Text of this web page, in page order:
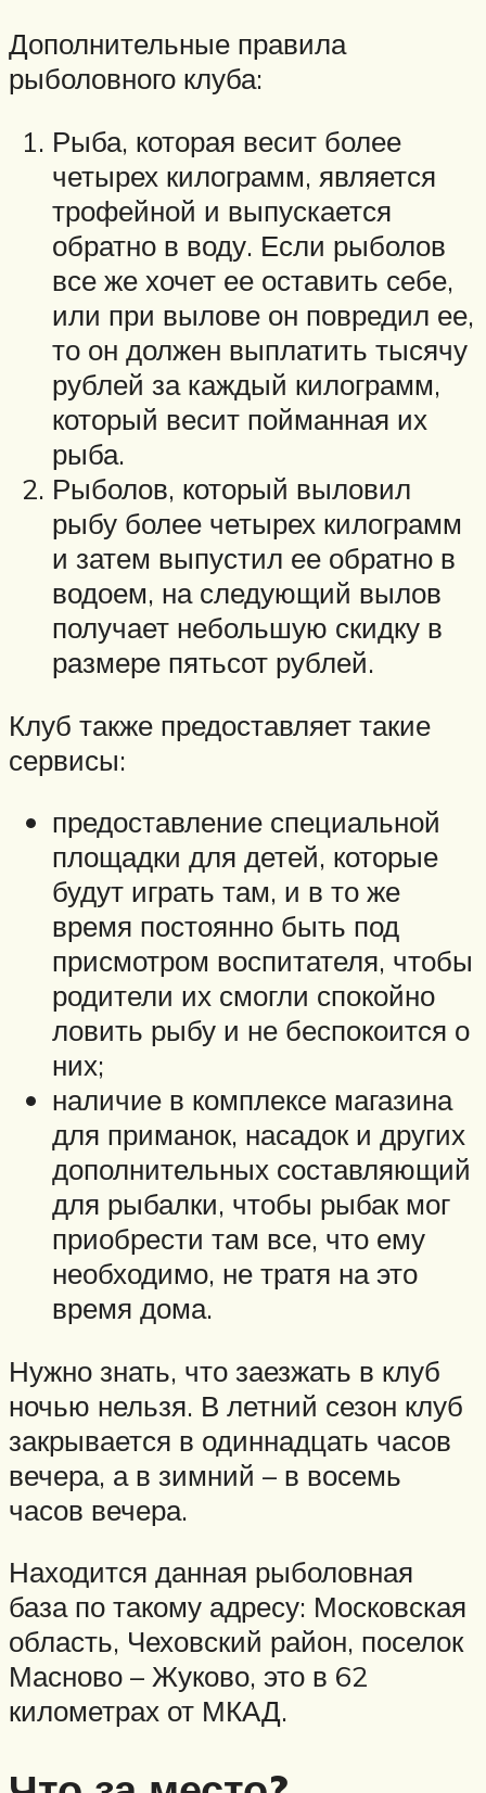
Дополнительные правила
рыболовного клуба:
Рыба, которая весит более
четырех килограмм, является
трофейной и выпускается
обратно в воду. Если рыболов
все же хочет ее оставить себе,
или при вылове он повредил ее,
то он должен выплатить тысячу
рублей за каждый килограмм,
который весит пойманная их
рыба.
Рыболов, который выловил
рыбу более четырех килограмм
и затем выпустил ее обратно в
водоем, на следующий вылов
получает небольшую скидку в
размере пятьсот рублей.
Клуб также предоставляет такие
сервисы:
предоставление специальной
площадки для детей, которые
будут играть там, и в то же
время постоянно быть под
присмотром воспитателя, чтобы
родители их смогли спокойно
ловить рыбу и не беспокоится о
них;
наличие в комплексе магазина
для приманок, насадок и других
дополнительных составляющий
для рыбалки, чтобы рыбак мог
приобрести там все, что ему
необходимо, не тратя на это
время дома.
Нужно знать, что заезжать в клуб
ночью нельзя. В летний сезон клуб
закрывается в одиннадцать часов
вечера, а в зимний – в восемь
часов вечера.
Находится данная рыболовная
база по такому адресу: Московская
область, Чеховский район, поселок
Масново – Жуково, это в 62
километрах от МКАД.